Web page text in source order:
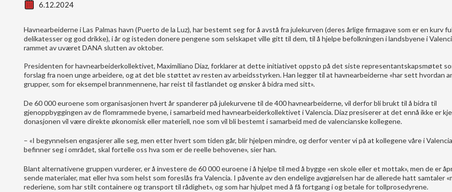
6.12.2024
Havnearbeiderne i Las Palmas havn (Puerto de la Luz), har bestemt seg for å avstå fra julekurven (deres årlige firmagave som er en kurv
delikatesser og god drikke), i år og isteden donere pengene som selskapet ville gitt til dem, til å hjelpe befolkningen i landsbyene i
rammet av uværet DANA slutten av oktober.
Presidenten for havnearbeiderkollektivet, Maximiliano Díaz, forklarer at dette initiativet oppsto på det siste representantskapsmøtet
forslag fra noen unge arbeidere, og at det ble støttet av resten av arbeidsstyrken. Han legger til at havnearbeiderne «har sett hvordan
grupper, som for eksempel brannmennene, har reist til fastlandet og ønsker å bidra med sitt».
De 60 000 euroene som organisasjonen hvert år spanderer på julekurvene til de 400 havnearbeiderne, vil derfor bli brukt til å bidra til
gjenoppbyggingen av de flomrammede byene, i samarbeid med havnearbeiderkollektivet i Valencia. Díaz presiserer at det ennå ikke er
donasjonen vil være direkte økonomisk eller materiell, noe som vil bli bestemt i samarbeid med de valencianske kollegene.
– «I begynnelsen engasjerer alle seg, men etter hvert som tiden går, blir hjelpen mindre, og derfor venter vi på at kollegene våre i
befinner seg i området, skal fortelle oss hva som er de reelle behovene», sier han.
Blant alternativene gruppen vurderer, er å investere de 60 000 euroene i å hjelpe til med å bygge «en skole eller et mottak», men de er
sende materialer, mat eller hva som helst som foreslås fra Valencia. I påvente av den endelige avgjørelsen har de allerede hatt samtaler
rederiene, som har stilt containere og transport til rådighet», og som har hjulpet med å få fortgang i og betale for tollprosedyrene.